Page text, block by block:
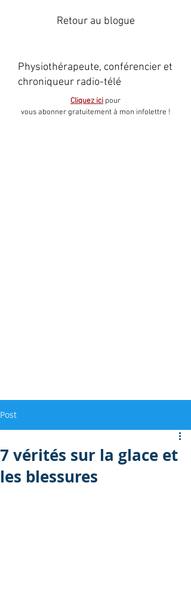
Retour au blogue
Physiothérapeute, conférencier et
chroniqueur radio-télé
Cliquez ici pour
vous abonner gratuitement à mon infolettre !
Post
7 vérités sur la glace et
les blessures